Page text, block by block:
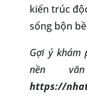
kiến trúc
sống bộn
Gợi ý khám
nền
https://